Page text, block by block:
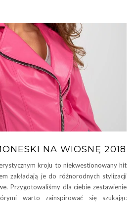
NA WIOSNĘ 2018
kroju to niekwestionowany hit
zakładają je do różnorodnych stylizacji
Przygotowaliśmy dla ciebie zestawienie
warto zainspirować się szukając